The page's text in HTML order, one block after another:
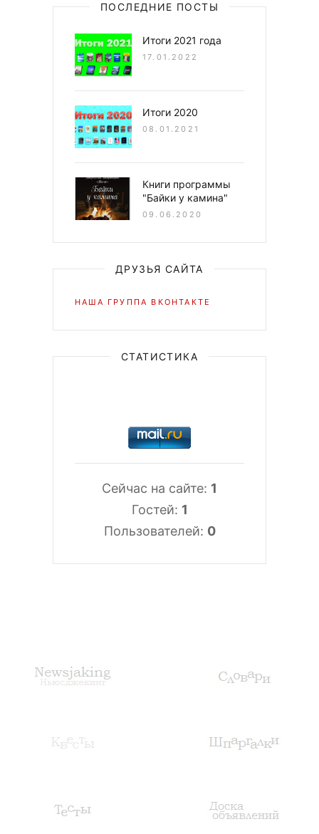
ПОСЛЕДНИЕ ПОСТЫ
Итоги 2021 года
17.01.2022
Итоги 2020
08.01.2021
Книги программы
"Байки у камина"
09.06.2020
ДРУЗЬЯ САЙТА
НАША ГРУППА ВКОНТАКТЕ
СТАТИСТИКА
Сейчас на сайте: 1
Гостей: 1
Пользователей: 0